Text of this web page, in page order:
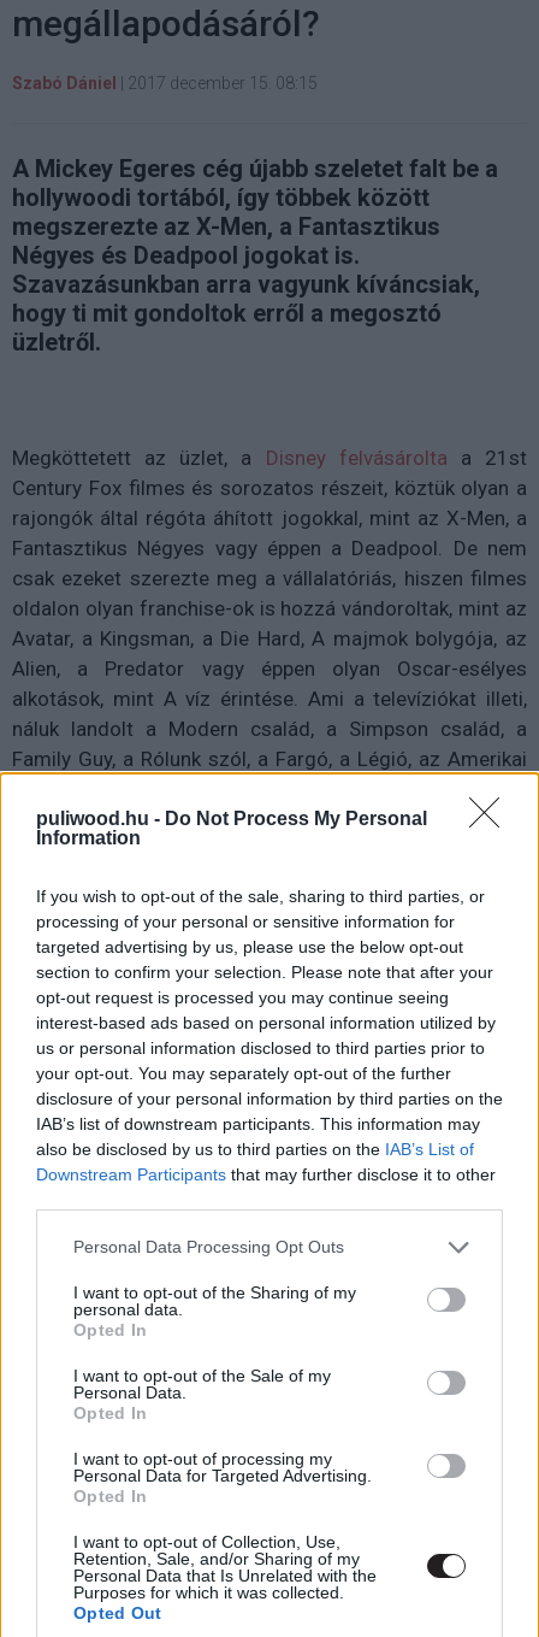
puliwood.hu - Do Not Process My Personal
Information
If you wish to opt-out of the sale, sharing to third parties, or
processing of your personal or sensitive information for
targeted advertising by us, please use the below opt-out
section to confirm your selection. Please note that after your
opt-out request is processed you may continue seeing
interest-based ads based on personal information utilized by
us or personal information disclosed to third parties prior to
your opt-out. You may separately opt-out of the further
disclosure of your personal information by third parties on the
IAB’s list of downstream participants. This information may
also be disclosed by us to third parties on the IAB’s List of
Downstream Participants that may further disclose it to other
Please note that this website/app uses one or more Google
not limited to your visit or usage behaviour. You may click to
grant or deny consent to Google and its third-party tags to
use your data for below specified purposes in below Google
consent section.
Personal Data Processing Opt Outs
I want to opt-out of the Sharing of my
personal data.
Opted In
I want to opt-out of the Sale of my
Personal Data.
Opted In
I want to opt-out of processing my
Personal Data for Targeted Advertising.
Opted In
I want to opt-out of Collection, Use,
Retention, Sale, and/or Sharing of my
Personal Data that Is Unrelated with the
Purposes for which it was collected.
Opted Out
megállapodásáról?
Szabó Dániel 2017 december 15. 08:15
A Mickey Egeres cég újabb szeletet falt be a
hollywoodi tortából, így többek között
megszerezte az X-Men, a Fantasztikus
Négyes és Deadpool jogokat is.
Szavazásunkban arra vagyunk kíváncsiak,
hogy ti mit gondoltok erről a megosztó
üzletről.
Megköttetett az üzlet, a Disney felvásárolta a 21st
Century Fox filmes és sorozatos részeit, köztük olyan a
rajongók által régóta áhított jogokkal, mint az X-Men, a
Fantasztikus Négyes vagy éppen a Deadpool. De nem
csak ezeket szerezte meg a vállalatóriás, hiszen filmes
oldalon olyan franchise-ok is hozzá vándoroltak, mint az
Avatar, a Kingsman, a Die Hard, A majmok bolygója, az
Alien, a Predator vagy éppen olyan Oscar-esélyes
alkotások, mint A víz érintése. Ami a televíziókat illeti,
náluk landolt a Modern család, a Simpson család, a
Family Guy, a Rólunk szól, a Fargó, a Légió, az Amerikai
A Disney ezenkívül rátehette a kezét az FX és National
Geographic csatornákra, valamint többségi tulajdonossá
vált a Netflix legnagyobb riválisának tartott Hulu-ban is.
Szóval ez a lépés alapjaiban rendezi át a hollywoodi
hierarchiát, hiszen a Disney már jelentős részét
bekebelezte a filmiparnak. Döntésük pedig megosztotta
a rajongókat, a sajtót és a szakmát egyaránt: van, akinek
a hideg fut végig a hátán attól, ha rágondol, hogy mit
kezdhet a PG-13-at preferáló vállalat az R-besorolású
darabokkal, más viszont bizakodó ezzel kapcsolatban
egyelőre lehetetlen megjósolni a következményeket, így
a ti véleményetekre vagyunk kíváncsiak: mit gondoltok
minderről?
century fox
#marvel #x-men
#fantasztikus négyes
#deadpool